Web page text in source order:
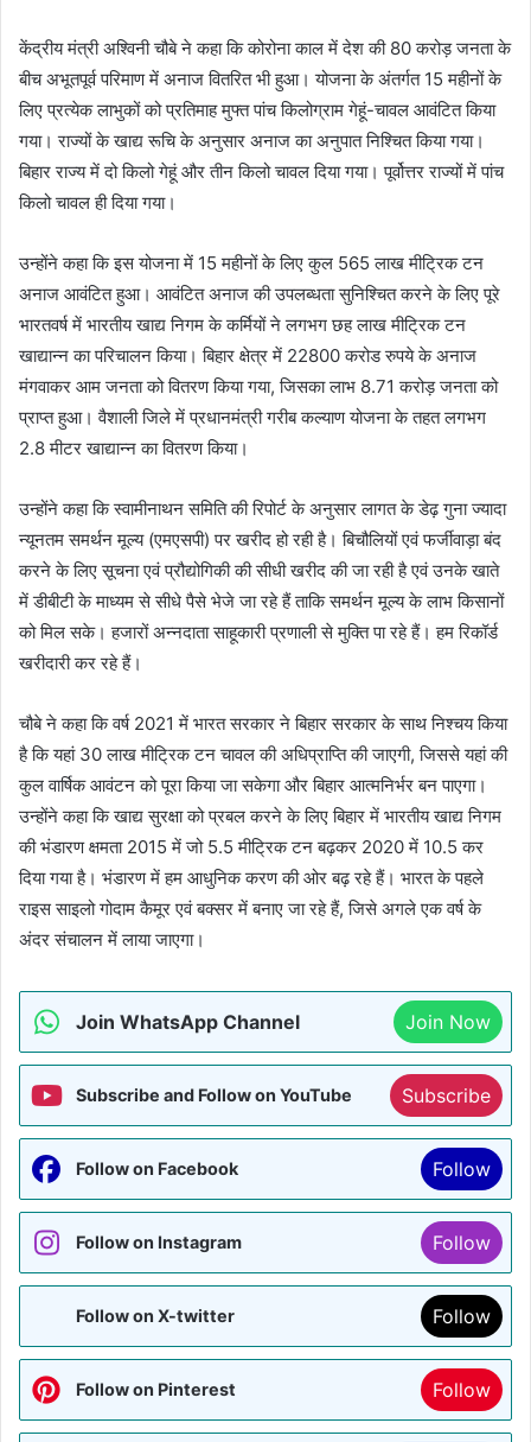
केंद्रीय मंत्री अश्विनी चौबे ने कहा कि कोरोना काल में देश की 80 करोड़ जनता के
बीच अभूतपूर्व परिमाण में अनाज वितरित भी हुआ। योजना के अंतर्गत 15 महीनों के
लिए प्रत्येक लाभुकों को प्रतिमाह मुफ्त पांच किलोग्राम गेहूं-चावल आवंटित किया
गया। राज्यों के खाद्य रूचि के अनुसार अनाज का अनुपात निश्चित किया गया।
बिहार राज्य में दो किलो गेहूं और तीन किलो चावल दिया गया। पूर्वोत्तर राज्यों में पांच
किलो चावल ही दिया गया।
उन्होंने कहा कि इस योजना में 15 महीनों के लिए कुल 565 लाख मीट्रिक टन
अनाज आवंटित हुआ। आवंटित अनाज की उपलब्धता सुनिश्चित करने के लिए पूरे
भारतवर्ष में भारतीय खाद्य निगम के कर्मियों ने लगभग छह लाख मीट्रिक टन
खाद्यान्न का परिचालन किया। बिहार क्षेत्र में 22800 करोड रुपये के अनाज
मंगवाकर आम जनता को वितरण किया गया, जिसका लाभ 8.71 करोड़ जनता को
प्राप्त हुआ। वैशाली जिले में प्रधानमंत्री गरीब कल्याण योजना के तहत लगभग
2.8 मीटर खाद्यान्न का वितरण किया।
उन्होंने कहा कि स्वामीनाथन समिति की रिपोर्ट के अनुसार लागत के डेढ़ गुना ज्यादा
न्यूनतम समर्थन मूल्य (एमएसपी) पर खरीद हो रही है। बिचौलियों एवं फर्जीवाड़ा बंद
करने के लिए सूचना एवं प्रौद्योगिकी की सीधी खरीद की जा रही है एवं उनके खाते
में डीबीटी के माध्यम से सीधे पैसे भेजे जा रहे हैं ताकि समर्थन मूल्य के लाभ किसानों
को मिल सके। हजारों अन्नदाता साहूकारी प्रणाली से मुक्ति पा रहे हैं। हम रिकॉर्ड
खरीदारी कर रहे हैं।
चौबे ने कहा कि वर्ष 2021 में भारत सरकार ने बिहार सरकार के साथ निश्चय किया
है कि यहां 30 लाख मीट्रिक टन चावल की अधिप्राप्ति की जाएगी, जिससे यहां की
कुल वार्षिक आवंटन को पूरा किया जा सकेगा और बिहार आत्मनिर्भर बन पाएगा।
उन्होंने कहा कि खाद्य सुरक्षा को प्रबल करने के लिए बिहार में भारतीय खाद्य निगम
की भंडारण क्षमता 2015 में जो 5.5 मीट्रिक टन बढ़कर 2020 में 10.5 कर
दिया गया है। भंडारण में हम आधुनिक करण की ओर बढ़ रहे हैं। भारत के पहले
राइस साइलो गोदाम कैमूर एवं बक्सर में बनाए जा रहे हैं, जिसे अगले एक वर्ष के
अंदर संचालन में लाया जाएगा।
Join WhatsApp Channel Join Now
Subscribe and Follow on YouTube Subscribe
Follow on Facebook Follow
Follow on Instagram Follow
Follow on X-twitter Follow
Follow on Pinterest Follow